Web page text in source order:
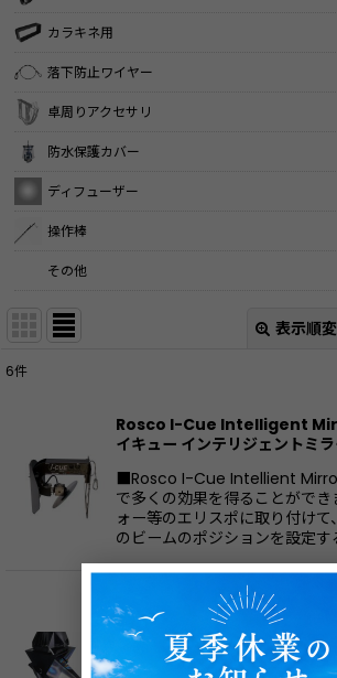
カラキネ用
落下防止ワイヤー
卓周りアクセサリ
防水保護カバー
ディフューザー
操作棒
その他
表示順
並び順:
絞り込む
6件
Rosco I-Cue Intelligent
イキュー インテリジェントミラ
■Rosco I-Cue Intellient
で多くの効果を得ることができ
ォー等のエリスポに取り付け
のビームのポジションを設定
City Theatrical Beam
アトリカル ビームベンター）
（19°〜50°）用 [CTI_1400]